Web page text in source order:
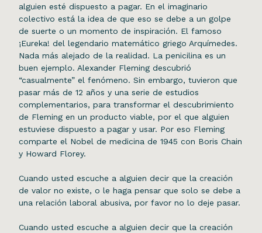
alguien esté dispuesto a pagar. En el imaginario
colectivo está la idea de que eso se debe a un golpe
de suerte o un momento de inspiración. El famoso
¡Eureka! del legendario matemático griego Arquímedes.
Nada más alejado de la realidad. La penicilina es un
buen ejemplo. Alexander Fleming descubrió
“casualmente” el fenómeno. Sin embargo, tuvieron que
pasar más de 12 años y una serie de estudios
complementarios, para transformar el descubrimiento
de Fleming en un producto viable, por el que alguien
estuviese dispuesto a pagar y usar. Por eso Fleming
comparte el Nobel de medicina de 1945 con Boris Chain
y Howard Florey.
Cuando usted escuche a alguien decir que la creación
de valor no existe, o le haga pensar que solo se debe a
una relación laboral abusiva, por favor no lo deje pasar.
Cuando usted escuche a alguien decir que la creación